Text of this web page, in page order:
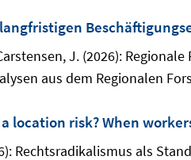
J. (2026):
aus dem Regionalen
location risk? When
Rechtsradikalismus als